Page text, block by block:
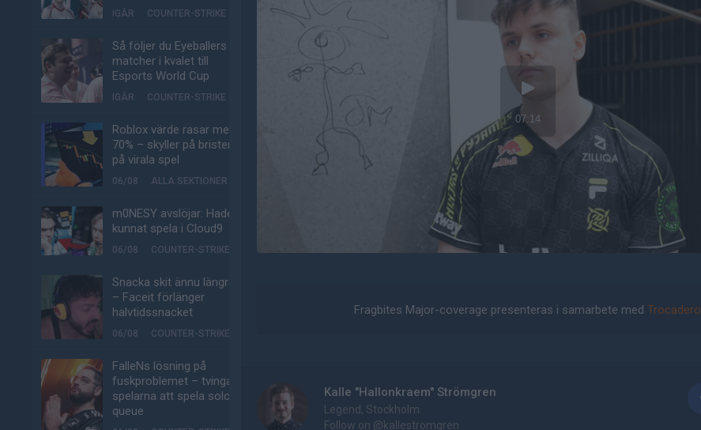
IGÅR COUNTER-STRIKE
Så följer du Eyeballers
matcher i kvalet till
Esports World Cup
IGÅR COUNTER-STRIKE
Roblox värde rasar med
70% – skyller på bristen
på virala spel
06/08 ALLA SEKTIONER
m0NESY avslöjar: Hade
kunnat spela i Cloud9
06/08 COUNTER-STRIKE
Snacka skit ännu längre
– Faceit förlänger
halvtidssnacket
06/08 COUNTER-STRIKE
FalleNs lösning på
fuskproblemet – tvinga
spelarna att spela solo-
queue
Fragbites Major-coverage presenteras i samarbete medTrocadero
Kalle "Hallonkraem" Strömgren
Legend, Stockholm
Follow on @kallestromgren